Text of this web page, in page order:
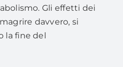
Gli effetti dei
davvero, si
la fine del